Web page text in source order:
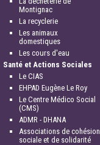
Montignac
La recyclerie
Les animaux
domestiques
Les cours d'eau
Santé et Actions Sociales
Le CIAS
EHPAD Eugène Le Roy
Le Centre Médico Social
(CMS)
ADMR - DHANA
Associations de cohésion
sociale et de solidarité